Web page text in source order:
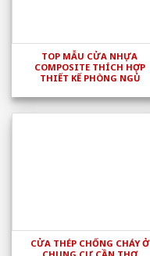
TOP MẪU CỬA NHỰA
COMPOSITE THÍCH HỢP
THIẾT KẾ PHÒNG NGỦ
CỬA THÉP CHỐNG CHÁY Ở